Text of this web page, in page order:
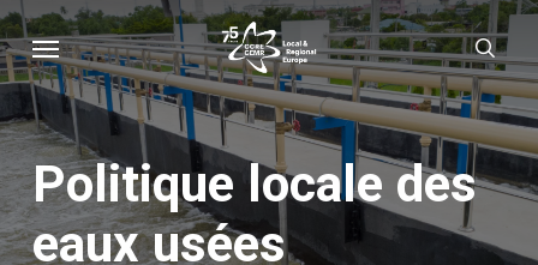
Skip
to
main
content
Menu
Politique locale des
eaux usées